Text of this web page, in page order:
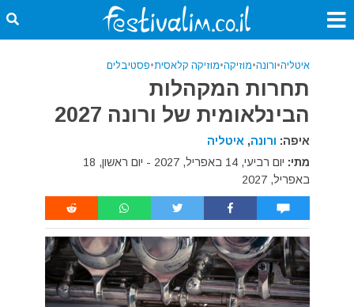
איטליה•ורונה•מוזיקה•מוזיקה קלאסית•פסטיבלים
תחרות המקהלות
הבינלאומית של ורונה 2027
איפה: ורונה, איטליה
מתי:
יום רביעי, 14 באפריל, 2027 - יום ראשון, 18
באפריל, 2027